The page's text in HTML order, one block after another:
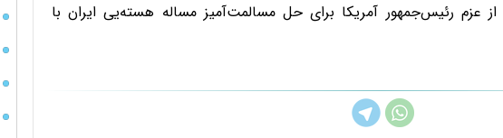
عزم رئیس‌جمهور آمریکا برای حل مسالمت‌آمیز مساله هسته‌یی ایران با